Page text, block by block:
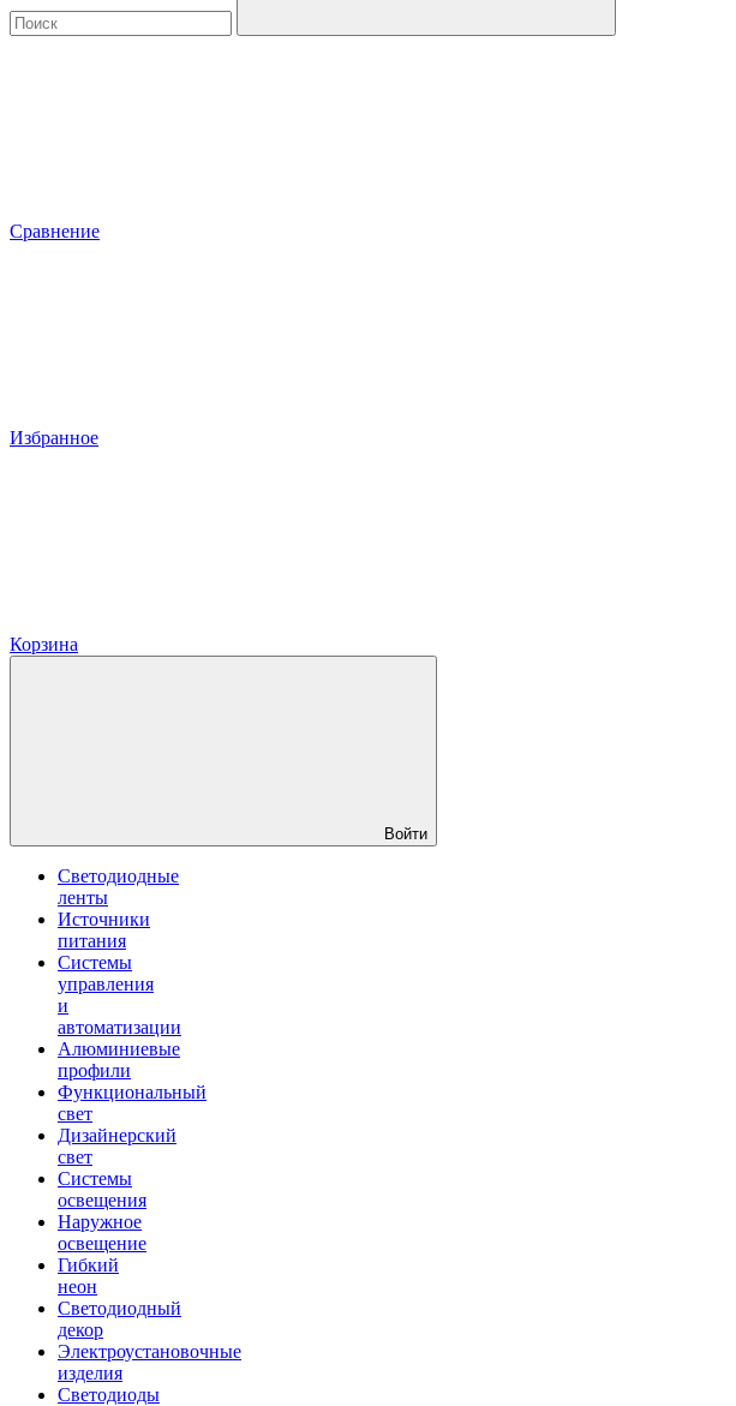
Сравнение
Избранное
Корзина
Войти
Светодиодные
ленты
Источники
питания
Системы
управления
и
автоматизации
Алюминиевые
профили
Функциональный
свет
Дизайнерский
свет
Системы
освещения
Наружное
освещение
Гибкий
неон
Светодиодный
декор
Электроустановочные
изделия
Светодиоды